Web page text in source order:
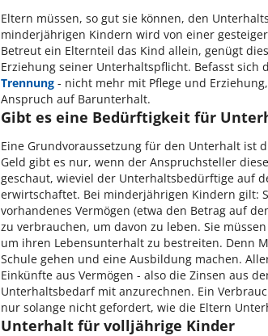
Eltern müssen, so gut sie können, den
minderjährigen Kindern wird von einer
Betreut ein Elternteil das Kind allein, genügt
Erziehung seiner Unterhaltspflicht. Befasst sich
Trennung - nicht mehr mit Pflege und
Anspruch auf Barunterhalt.
Gibt es eine Bedürftigkeit für
Eine Grundvoraussetzung für den Unterhalt ist
Geld gibt es nur, wenn der Anspruchsteller
geschaut, wieviel der Unterhaltsbedürftige auf
erwirtschaftet. Bei minderjährigen Kindern gilt:
vorhandenes Vermögen (etwa den Betrag auf
zu verbrauchen, um davon zu leben. Sie
um ihren Lebensunterhalt zu bestreiten. Denn
Schule gehen und eine Ausbildung machen.
Einkünfte aus Vermögen - also die Zinsen aus
Unterhaltsbedarf mit anzurechnen. Ein
nur solange nicht gefordert, wie die Eltern
Unterhalt für volljährige Kinder